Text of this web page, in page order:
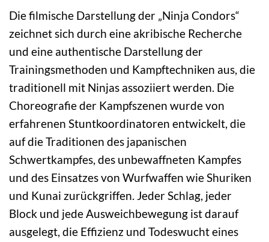
Die filmische Darstellung der „Ninja Condors“
zeichnet sich durch eine akribische Recherche
und eine authentische Darstellung der
Trainingsmethoden und Kampftechniken aus, die
traditionell mit Ninjas assoziiert werden. Die
Choreografie der Kampfszenen wurde von
erfahrenen Stuntkoordinatoren entwickelt, die
auf die Traditionen des japanischen
Schwertkampfes, des unbewaffneten Kampfes
und des Einsatzes von Wurfwaffen wie Shuriken
und Kunai zurückgriffen. Jeder Schlag, jeder
Block und jede Ausweichbewegung ist darauf
ausgelegt, die Effizienz und Todeswucht eines